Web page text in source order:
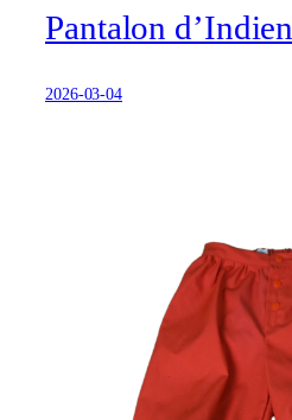
Pantalon d’Indien
2026-03-04